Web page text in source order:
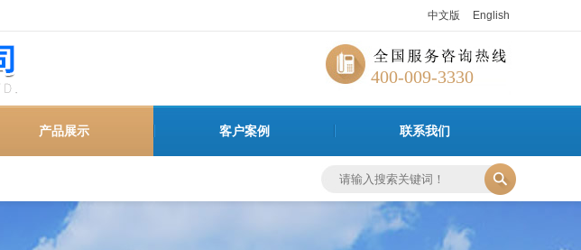
中文版 English
400-009-3330
产品展示 客户案例 联系我们